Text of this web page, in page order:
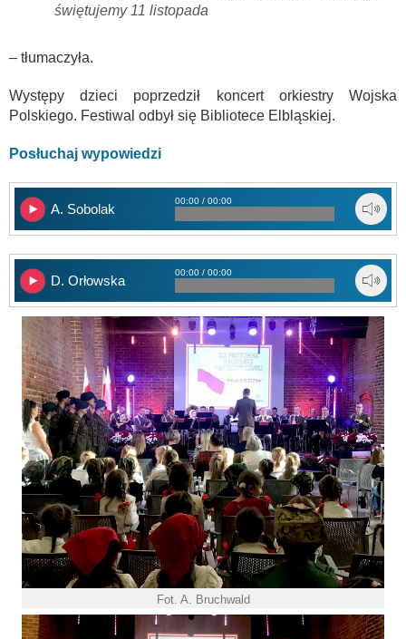
świętujemy 11 listopada
– tłumaczyła.
Występy dzieci poprzedził koncert orkiestry Wojska
Polskiego. Festiwal odbył się Bibliotece Elbląskiej.
Posłuchaj wypowiedzi
A. Sobolak
00:00 / 00:00
D. Orłowska
00:00 / 00:00
Fot. A. Bruchwald